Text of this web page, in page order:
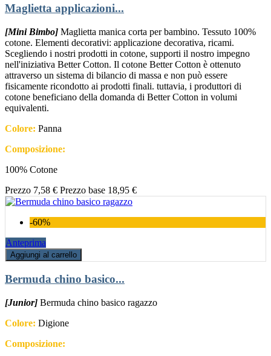
Maglietta applicazioni...
[Mini Bimbo] Maglietta manica corta per bambino. Tessuto 100%
cotone. Elementi decorativi: applicazione decorativa, ricami.
Scegliendo i nostri prodotti in cotone, supporti il nostro impegno
nell'iniziativa Better Cotton. Il cotone Better Cotton è ottenuto
attraverso un sistema di bilancio di massa e non può essere
fisicamente ricondotto ai prodotti finali. tuttavia, i produttori di
cotone beneficiano della domanda di Better Cotton in volumi
equivalenti.
Colore: Panna
Composizione:
100% Cotone
Prezzo 7,58 € Prezzo base 18,95 €
-60%
Anteprima
Aggiungi al carrello
Bermuda chino basico...
[Junior] Bermuda chino basico ragazzo
Colore: Digione
Composizione: